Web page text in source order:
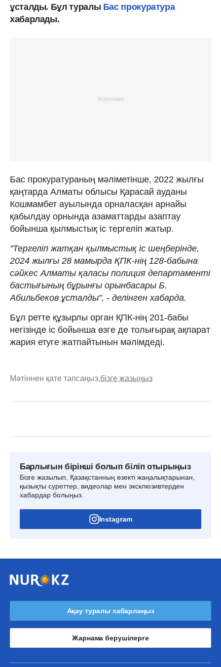
ұсталды. Бұл туралы Бас прокуратура
хабарлады.
Бас прокуратураның мәліметінше, 2022 жылғы
қаңтарда Алматы облысы Қарасай ауданы
Кошмамбет ауылында орналасқан арнайы
қабылдау орнында азаматтарды азаптау
бойынша қылмыстық іс тергеліп жатыр.
"Тергеліп жатқан қылмыстық іс шеңберінде,
2024 жылғы 28 мамырда ҚПК-нің 128-бабына
сәйкес Алматы қаласы полиция департаменті
бастығының бұрынғы орынбасары Б.
Абильбеков ұсталды", - делінген хабарда.
Бұл ретте құзырлы орган ҚПК-нің 201-бабы
негізінде іс бойынша өзге де толығырақ ақпарат
жария етуге жатпайтынын мәлімдеді.
Мәтіннен қате тапсаңыз,бізге жазыңыз
Барлығын бірінші болып біліп отырыңыз
Бізге жазылып, Қазақстанның өзекті жаңалықтарынан,
қызықты суреттер, видеолар мен эксклюзивтерден
хабардар болыңыз.
Instagram
Ақау туралы хабарлаңыз
Жарнама берушілерге